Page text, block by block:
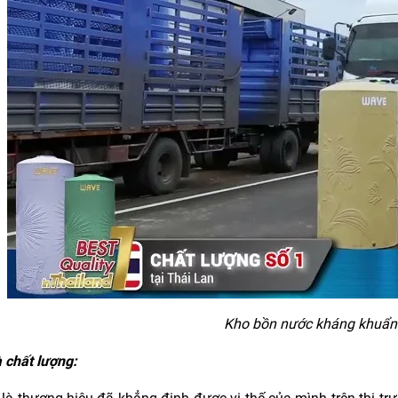
Kho bồn nước kháng
chất lượng: